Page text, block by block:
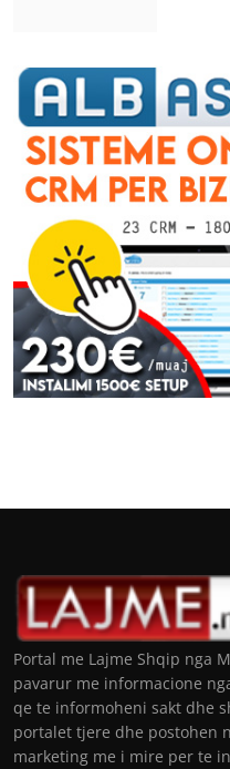
Portal me Lajme Shqip nga
pavarur me informacione
qe te informoheni sakt dhe
portalet tjere dhe postohen
marketing me i mire per te